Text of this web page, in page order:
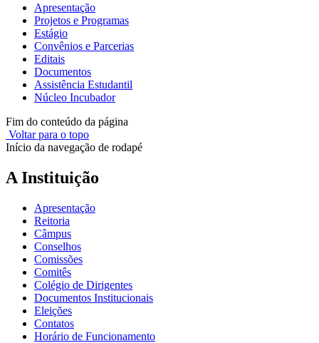
Apresentação
Projetos e Programas
Estágio
Convênios e Parcerias
Editais
Documentos
Assistência Estudantil
Núcleo Incubador
Fim do conteúdo da página
Voltar para o topo
Início da navegação de rodapé
A Instituição
Apresentação
Reitoria
Câmpus
Conselhos
Comissões
Comitês
Colégio de Dirigentes
Documentos Institucionais
Eleições
Contatos
Horário de Funcionamento